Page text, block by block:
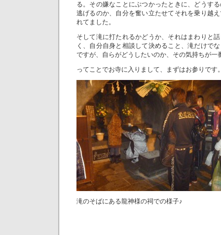
る。その嫌なことにぶつかったときに、どうす
逃げるのか、自分を奮い立たせてそれを乗り越
れてました。
そして滝に打たれるかどうか、それはまわりと
く、自分自身と相談して決めること、滝だけで
ですが、自らがどうしたいのか、その気持ちが一
ってことでお寺に入りまして、まずはお参りです
滝のそばにある龍神様の祠での様子♪